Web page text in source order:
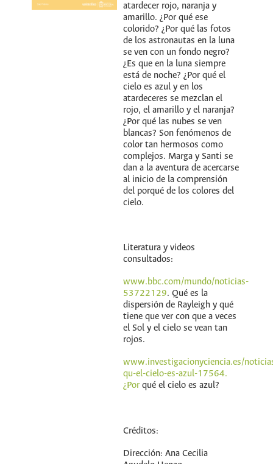
atardecer rojo, naranja y
amarillo. ¿Por qué ese
colorido? ¿Por qué las fotos
de los astronautas en la luna
se ven con un fondo negro?
¿Es que en la luna siempre
está de noche? ¿Por qué el
cielo es azul y en los
atardeceres se mezclan el
rojo, el amarillo y el naranja?
¿Por qué las nubes se ven
blancas? Son fenómenos de
color tan hermosos como
complejos. Marga y Santi se
dan a la aventura de acercarse
al inicio de la comprensión
del porqué de los colores del
cielo.
Literatura y videos
consultados:
www.bbc.com/mundo/noticias-
53722129. Qué es la
dispersión de Rayleigh y qué
tiene que ver con que a veces
el Sol y el cielo se vean tan
rojos.
www.investigacionyciencia.es/
qu-el-cielo-es-azul-17564.
¿Por qué el cielo es azul?
Créditos:
Dirección: Ana Cecilia